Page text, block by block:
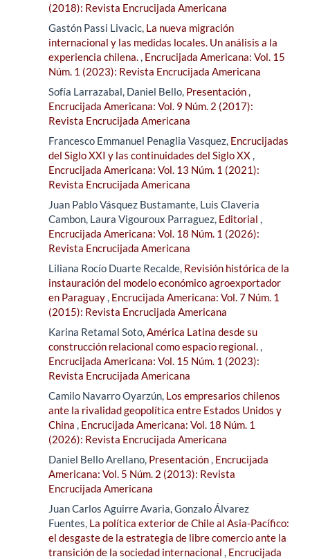
(2018): Revista Encrucijada Americana
Gastón Passi Livacic, La nueva migración
internacional y las medidas locales. Un análisis a la
experiencia chilena., Encrucijada Americana: Vol. 15
Núm. 1 (2023): Revista Encrucijada Americana
Sofía Larrazabal, Daniel Bello, Presentación,
Encrucijada Americana: Vol. 9 Núm. 2 (2017):
Revista Encrucijada Americana
Francesco Emmanuel Penaglia Vasquez, Encrucijadas
del Siglo XXI y las continuidades del Siglo XX,
Encrucijada Americana: Vol. 13 Núm. 1 (2021):
Revista Encrucijada Americana
Juan Pablo Vásquez Bustamante, Luis Claveria
Cambon, Laura Vigouroux Parraguez, Editorial ,
Encrucijada Americana: Vol. 18 Núm. 1 (2026):
Revista Encrucijada Americana
Liliana Rocío Duarte Recalde, Revisión histórica de la
instauración del modelo económico agroexportador
en Paraguay, Encrucijada Americana: Vol. 7 Núm. 1
(2015): Revista Encrucijada Americana
Karina Retamal Soto,América Latina desde su
construcción relacional como espacio regional.,
Encrucijada Americana: Vol. 15 Núm. 1 (2023):
Revista Encrucijada Americana
Camilo Navarro Oyarzún, Los empresarios chilenos
ante la rivalidad geopolítica entre Estados Unidos y
China , Encrucijada Americana: Vol. 18 Núm. 1
(2026): Revista Encrucijada Americana
Daniel Bello Arellano, Presentación, Encrucijada
Americana: Vol. 5 Núm. 2 (2013): Revista
Encrucijada Americana
Juan Carlos Aguirre Avaria, Gonzalo Álvarez
Fuentes, La política exterior de Chile al Asia-Pacífico:
el desgaste de la estrategia de libre comercio ante la
transición de la sociedad internacional , Encrucijada